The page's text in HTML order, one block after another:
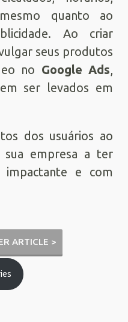
quanto ao
Ao criar
seus produtos
no Google Ads,
ser levados em
dos usuários ao
sua empresa a ter
impactante e com
ARTICLE >